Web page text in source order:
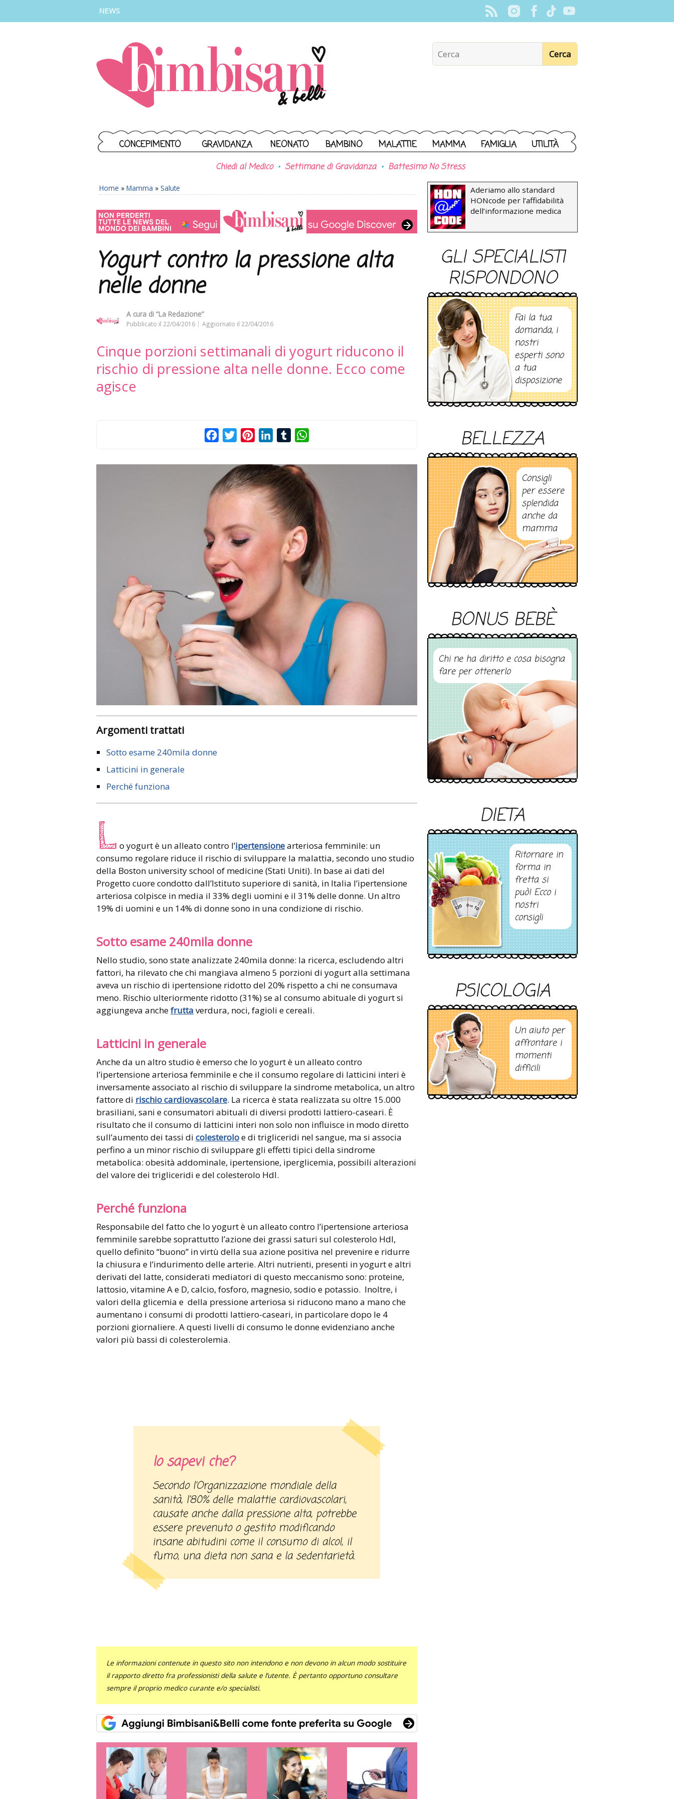
NEWS
CONCEPIMENTO GRAVIDANZA NEONATO BAMBINO MALATTIE MAMMA FAMIGLIA UTILITÀ
Chiedi al Medico Settimane di Gravidanza Battesimo No Stress
Home » Mamma » Salute
Yogurt contro la pressione alta
nelle donne
A cura di “La Redazione”
Pubblicato il 22/04/2016 Aggiornato il 22/04/2016
Cinque porzioni settimanali di yogurt riducono il
rischio di pressione alta nelle donne. Ecco come
agisce
FacebookTwitterPinterestLinkedInTumblr
Argomenti trattati
Sotto esame 240mila donne
Latticini in generale
Perché funziona
L o yogurt è un alleato contro l’ipertensionearteriosa femminile: un
consumo regolare riduce il rischio di sviluppare la malattia, secondo uno studio
della Boston university school of medicine (Stati Uniti). In base ai dati del
Progetto cuore condotto dall’Istituto superiore di sanità, in Italia l’ipertensione
arteriosa colpisce in media il 33% degli uomini e il 31% delle donne. Un altro
19% di uomini e un 14% di donne sono in una condizione di rischio.
Sotto esame 240mila donne
Nello studio, sono state analizzate 240mila donne: la ricerca, escludendo altri
fattori, ha rilevato che chi mangiava almeno 5 porzioni di yogurt alla settimana
aveva un rischio di ipertensione ridotto del 20% rispetto a chi ne consumava
meno. Rischio ulteriormente ridotto (31%) se al consumo abituale di yogurt si
aggiungeva anchefrutta verdura, noci, fagioli e cereali.
Latticini in generale
Anche da un altro studio è emerso che lo yogurt è un alleato contro
l’ipertensione arteriosa femminile e che il consumo regolare di latticini interi è
inversamente associato al rischio di sviluppare la sindrome metabolica, un altro
fattore di rischio cardiovascolare. La ricerca è stata realizzata su oltre 15.000
brasiliani, sani e consumatori abituali di diversi prodotti lattiero-caseari. È
risultato che il consumo di latticini interi non solo non influisce in modo diretto
sull’aumento dei tassi di colesteroloe di trigliceridi nel sangue, ma si associa
perfino a un minor rischio di sviluppare gli effetti tipici della sindrome
metabolica: obesità addominale, ipertensione, iperglicemia, possibili alterazioni
del valore dei trigliceridi e del colesterolo Hdl.
Perché funziona
Responsabile del fatto che lo yogurt è un alleato contro l’ipertensione arteriosa
femminile sarebbe soprattutto l’azione dei grassi saturi sul colesterolo Hdl,
quello definito “buono” in virtù della sua azione positiva nel prevenire e ridurre
la chiusura e l’indurimento delle arterie. Altri nutrienti, presenti in yogurt e altri
derivati del latte, considerati mediatori di questo meccanismo sono: proteine,
lattosio, vitamine A e D, calcio, fosforo, magnesio, sodio e potassio. Inoltre, i
valori della glicemia e della pressione arteriosa si riducono mano a mano che
aumentano i consumi di prodotti lattiero-caseari, in particolare dopo le 4
porzioni giornaliere. A questi livelli di consumo le donne evidenziano anche
valori più bassi di colesterolemia.
lo sapevi che?
Secondo l’Organizzazione mondiale della
sanità, l’80% delle malattie cardiovascolari,
causate anche dalla pressione alta, potrebbe
essere prevenuto o gestito modificando
insane abitudini come il consumo di alcol, il
fumo, una dieta non sana e la sedentarietà.
Le informazioni contenute in questo sito non intendono e non devono in alcun modo sostituire
il rapporto diretto fra professionisti della salute e l’utente. È pertanto opportuno consultare
sempre il proprio medico curante e/o specialisti.
Aderiamo allo standard
HONcode per l’affidabilità
dell’informazione medica
GLI SPECIALISTI
RISPONDONO
Fai la tua
domanda, i
nostri
esperti sono
a tua
disposizione
BELLEZZA
Consigli
per essere
splendida
anche da
mamma
BONUS BEBÈ
Chi ne ha diritto e cosa bisogna
fare per ottenerlo
DIETA
Ritornare in
forma in
fretta si
può! Ecco i
nostri
consigli
PSICOLOGIA
Un aiuto per
affrontare i
momenti
difficili